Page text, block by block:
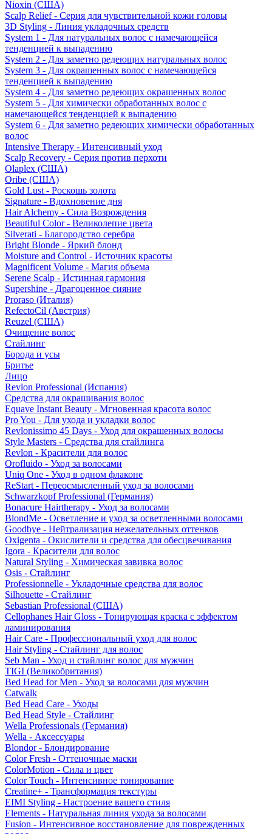
Nioxin (США)
Scalp Relief - Серия для чувствительной кожи головы
3D Styling - Линия укладочных средств
System 1 - Для натуральных волос с намечающейся
тенденцией к выпадению
System 2 - Для заметно редеющих натуральных волос
System 3 - Для окрашенных волос с намечающейся
тенденцией к выпадению
System 4 - Для заметно редеющих окрашенных волос
System 5 - Для химически обработанных волос с
намечающейся тенденцией к выпадению
System 6 - Для заметно редеющих химически обработанных
волос
Intensive Therapy - Интенсивный уход
Scalp Recovery - Серия против перхоти
Olaplex (США)
Oribe (США)
Gold Lust - Роскошь золота
Signature - Вдохновение дня
Hair Alchemy - Сила Возрождения
Beautiful Color - Великолепие цвета
Silverati - Благородство серебра
Bright Blonde - Яркий блонд
Moisture and Control - Источник красоты
Magnificent Volume - Магия объема
Serene Scalp - Истинная гармония
Supershine - Драгоценное сияние
Proraso (Италия)
RefectoCil (Австрия)
Reuzel (США)
Очищение волос
Стайлинг
Борода и усы
Бритье
Лицо
Revlon Professional (Испания)
Средства для окрашивания волос
Equave Instant Beauty - Мгновенная красота волос
Pro You - Для ухода и укладки волос
Revlonissimo 45 Days - Уход для окрашенных волосы
Style Masters - Средства для стайлинга
Revlon - Красители для волос
Orofluido - Уход за волосами
Uniq One - Уход в одном флаконе
ReStart - Переосмысленный уход за волосами
Schwarzkopf Professional (Германия)
Bonacure Hairtherapy - Уход за волосами
BlondMe - Осветление и уход за осветленными волосами
Goodbye - Нейтрализация нежелательных оттенков
Oxigenta - Окислители и средства для обесцвечивания
Igora - Красители для волос
Natural Styling - Химическая завивка волос
Osis - Стайлинг
Professionnelle - Укладочные средства для волос
Silhouette - Стайлинг
Sebastian Professional (США)
Cellophanes Hair Gloss - Тонирующая краска с эффектом
ламинирования
Hair Care - Профессиональный уход для волос
Hair Styling - Стайлинг для волос
Seb Man - Уход и стайлинг волос для мужчин
TIGI (Великобритания)
Bed Head for Men - Уход за волосами для мужчин
Catwalk
Bed Head Care - Уходы
Bed Head Style - Стайлинг
Wella Professionals (Германия)
Wella - Аксессуары
Blondor - Блондирование
Color Fresh - Оттеночные маски
ColorMotion - Сила и цвет
Color Touch - Интенсивное тонирование
Creatine+ - Трансформация текстуры
EIMI Styling - Настроение вашего стиля
Elements - Натуральная линия ухода за волосами
Fusion - Интенсивное восстановление для поврежденных